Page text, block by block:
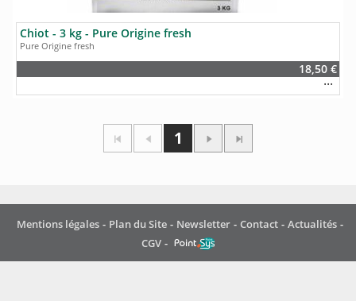
Chiot - 3 kg - Pure Origine fresh
Pure Origine fresh
18,50 €
1
Mentions légales Plan du Site Newsletter Contact
Actualités
CGV